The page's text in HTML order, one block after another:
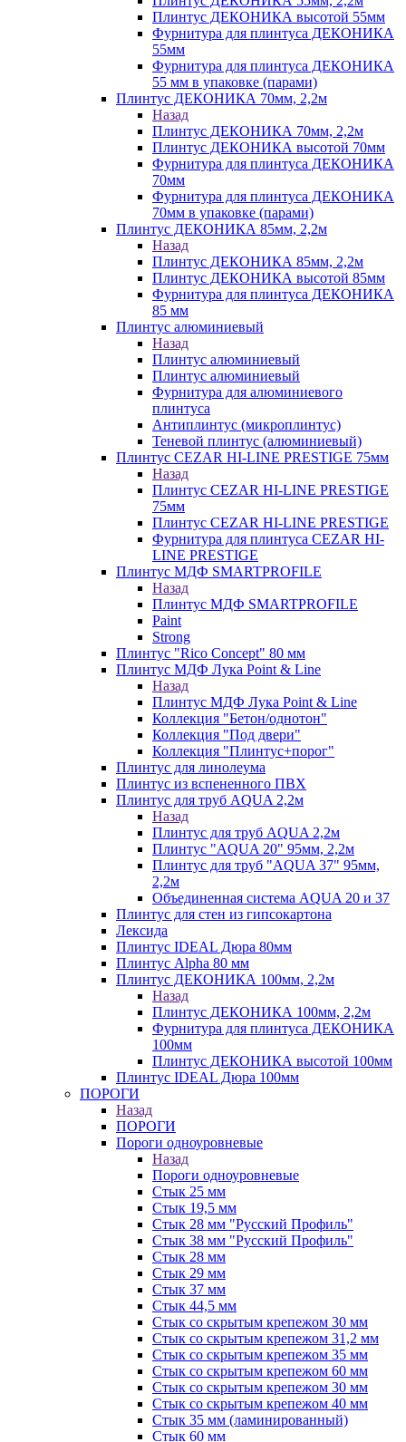
Плинтус ДЕКОНИКА высотой 55мм
Фурнитура для плинтуса ДЕКОНИКА
55мм
Фурнитура для плинтуса ДЕКОНИКА
55 мм в упаковке (парами)
Плинтус ДЕКОНИКА 70мм, 2,2м
Назад
Плинтус ДЕКОНИКА 70мм, 2,2м
Плинтус ДЕКОНИКА высотой 70мм
Фурнитура для плинтуса ДЕКОНИКА
70мм
Фурнитура для плинтуса ДЕКОНИКА
70мм в упаковке (парами)
Плинтус ДЕКОНИКА 85мм, 2,2м
Назад
Плинтус ДЕКОНИКА 85мм, 2,2м
Плинтус ДЕКОНИКА высотой 85мм
Фурнитура для плинтуса ДЕКОНИКА
85 мм
Плинтус алюминиевый
Назад
Плинтус алюминиевый
Плинтус алюминиевый
Фурнитура для алюминиевого
плинтуса
Антиплинтус (микроплинтус)
Теневой плинтус (алюминиевый)
Плинтус CEZAR HI-LINE PRESTIGE 75мм
Назад
Плинтус CEZAR HI-LINE PRESTIGE
75мм
Плинтус CEZAR HI-LINE PRESTIGE
Фурнитура для плинтуса CEZAR HI-
LINE PRESTIGE
Плинтус МДФ SMARTPROFILE
Назад
Плинтус МДФ SMARTPROFILE
Paint
Strong
Плинтус "Rico Concept" 80 мм
Плинтус МДФ Лука Point & Line
Назад
Плинтус МДФ Лука Point & Line
Коллекция "Бетон/однотон"
Коллекция "Под двери"
Коллекция "Плинтус+порог"
Плинтус для линолеума
Плинтус из вспененного ПВХ
Плинтус для труб AQUA 2,2м
Назад
Плинтус для труб AQUA 2,2м
Плинтус "AQUA 20" 95мм, 2,2м
Плинтус для труб "AQUA 37" 95мм,
2,2м
Объединенная система AQUA 20 и 37
Плинтус для стен из гипсокартона
Лексида
Плинтус IDEAL Дюра 80мм
Плинтус Alpha 80 мм
Плинтус ДЕКОНИКА 100мм, 2,2м
Назад
Плинтус ДЕКОНИКА 100мм, 2,2м
Фурнитура для плинтуса ДЕКОНИКА
100мм
Плинтус ДЕКОНИКА высотой 100мм
Плинтус IDEAL Дюра 100мм
ПОРОГИ
Назад
ПОРОГИ
Пороги одноуровневые
Назад
Пороги одноуровневые
Стык 25 мм
Стык 19,5 мм
Стык 28 мм "Русский Профиль"
Стык 38 мм "Русский Профиль"
Стык 28 мм
Стык 29 мм
Стык 37 мм
Стык 44,5 мм
Стык со скрытым крепежом 30 мм
Стык со скрытым крепежом 31,2 мм
Стык со скрытым крепежом 35 мм
Стык со скрытым крепежом 60 мм
Стык со скрытым крепежом 30 мм
Стык со скрытым крепежом 40 мм
Стык 35 мм (ламинированный)
Стык 60 мм